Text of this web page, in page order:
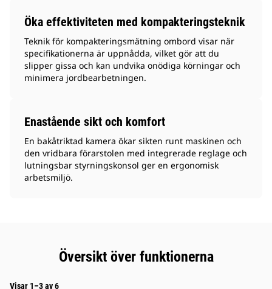
Öka effektiviteten med kompakteringsteknik
Teknik för kompakteringsmätning ombord visar när
specifikationerna är uppnådda, vilket gör att du
slipper gissa och kan undvika onödiga körningar och
minimera jordbearbetningen.
Enastående sikt och komfort
En bakåtriktad kamera ökar sikten runt maskinen och
den vridbara förarstolen med integrerade reglage och
lutningsbar styrningskonsol ger en ergonomisk
arbetsmiljö.
Översikt över funktionerna
Visar 1–3 av 6